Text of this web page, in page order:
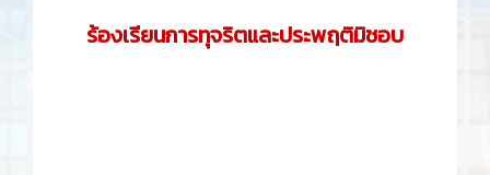
ร้องเรียนการทุจริตและประพฤติมิชอบ